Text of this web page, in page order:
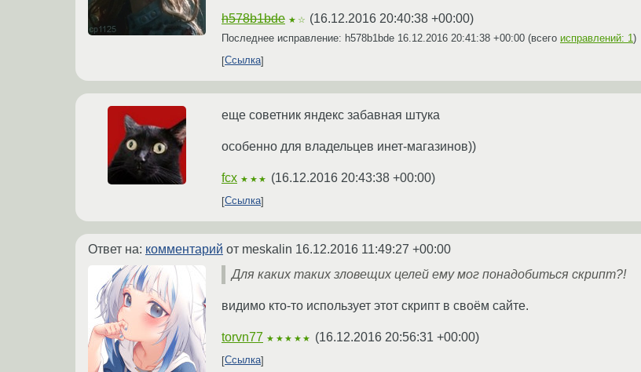
h578b1bde ★☆ (16.12.2016 20:40:38 +00:00)
Последнее исправление: h578b1bde 16.12.2016 20:41:38 +00:00 (всего исправлений: 1 )
Ссылка
еще советник яндекс забавная штука
особенно для владельцев инет-магазинов))
fcx ★★★ (16.12.2016 20:43:38 +00:00)
Ссылка
Ответ на: комментарий от meskalin 16.12.2016 11:49:27 +00:00
Для каких таких зловещих целей ему мог понадобиться скрипт?!
видимо кто-то использует этот скрипт в своём сайте.
torvn77 ★★★★★ (16.12.2016 20:56:31 +00:00)
Ссылка